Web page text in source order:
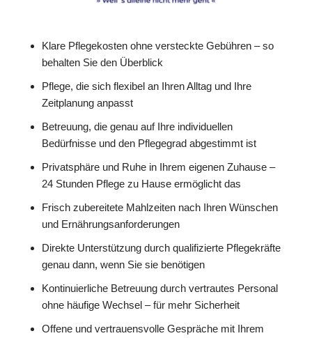
Klare Pflegekosten ohne versteckte Gebühren – so
behalten Sie den Überblick
Pflege, die sich flexibel an Ihren Alltag und Ihre
Zeitplanung anpasst
Betreuung, die genau auf Ihre individuellen
Bedürfnisse und den Pflegegrad abgestimmt ist
Privatsphäre und Ruhe in Ihrem eigenen Zuhause –
24 Stunden Pflege zu Hause ermöglicht das
Frisch zubereitete Mahlzeiten nach Ihren Wünschen
und Ernährungsanforderungen
Direkte Unterstützung durch qualifizierte Pflegekräfte
genau dann, wenn Sie sie benötigen
Kontinuierliche Betreuung durch vertrautes Personal
ohne häufige Wechsel – für mehr Sicherheit
Offene und vertrauensvolle Gespräche mit Ihrem